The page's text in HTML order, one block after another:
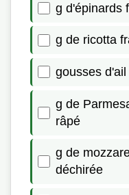
g d'épinards
g de ricotta
gousses
g de
râpé
g de
déchirée